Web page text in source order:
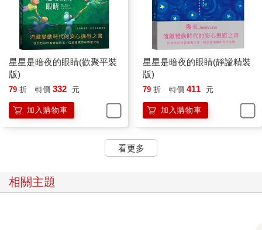
星星是暗夜的眼睛(歡聚平裝
版)
79 折 特價 332 元
加入購物車
星星是暗夜的眼睛(靜謐精裝
版)
79 折 特價 411 元
加入購物車
看更多
相關主題